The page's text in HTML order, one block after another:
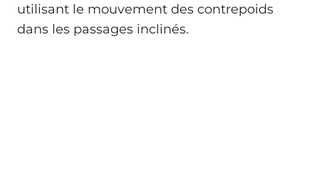
utilisant le mouvement des contrepoids
dans les passages inclinés.